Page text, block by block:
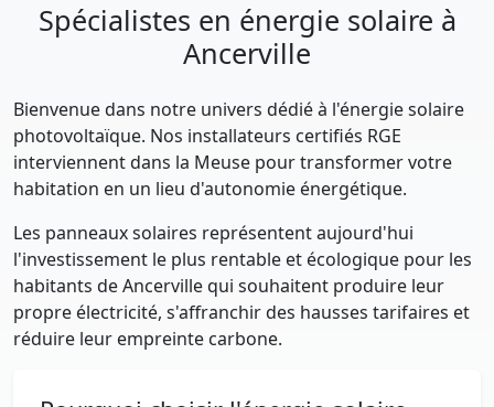
Spécialistes en énergie solaire à
Ancerville
Bienvenue dans notre univers dédié à l'énergie solaire
photovoltaïque. Nos installateurs certifiés RGE
interviennent dans la Meuse pour transformer votre
habitation en un lieu d'autonomie énergétique.
Les panneaux solaires représentent aujourd'hui
l'investissement le plus rentable et écologique pour les
habitants de Ancerville qui souhaitent produire leur
propre électricité, s'affranchir des hausses tarifaires et
réduire leur empreinte carbone.